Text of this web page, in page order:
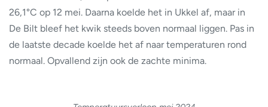
26,1°C op 12 mei. Daarna koelde het in Ukkel af, maar in
De Bilt bleef het kwik steeds boven normaal liggen. Pas in
de laatste decade koelde het af naar temperaturen rond
normaal. Opvallend zijn ook de zachte minima.